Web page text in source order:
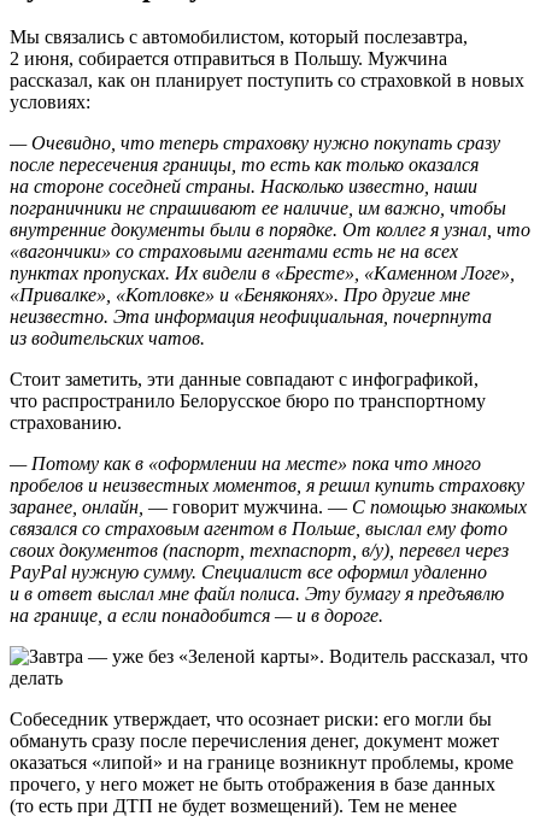
Мы связались с автомобилистом, который послезавтра,
2 июня, собирается отправиться в Польшу. Мужчина
рассказал, как он планирует поступить со страховкой в новых
условиях:
— Очевидно, что теперь страховку нужно покупать сразу
после пересечения границы, то есть как только оказался
на стороне соседней страны. Насколько известно, наши
пограничники не спрашивают ее наличие, им важно, чтобы
внутренние документы были в порядке. От коллег я узнал, что
«вагончики» со страховыми агентами есть не на всех
пунктах пропусках. Их видели в «Бресте», «Каменном Логе»,
«Привалке», «Котловке» и «Беняконях». Про другие мне
неизвестно. Эта информация неофициальная, почерпнута
из водительских чатов.
Стоит заметить, эти данные совпадают с инфографикой,
что распространило Белорусское бюро по транспортному
страхованию.
— Потому как в «оформлении на месте» пока что много
пробелов и неизвестных моментов, я решил купить страховку
заранее, онлайн, — говорит мужчина. — С помощью знакомых
связался со страховым агентом в Польше, выслал ему фото
своих документов (паспорт, техпаспорт, в/у), перевел черeз
PayPal нужную сумму. Специалист все оформил удаленно
и в ответ выслал мне файл полиса. Эту бумагу я предъявлю
на границе, а если понадобится — и в дороге.
Собеседник утверждает, что осознает риски: его могли бы
обмануть сразу после перечисления денег, документ может
оказаться «липой» и на границе возникнут проблемы, кроме
прочего, у него может не быть отображения в базе данных
(то есть при ДТП не будет возмещений). Тем не менее